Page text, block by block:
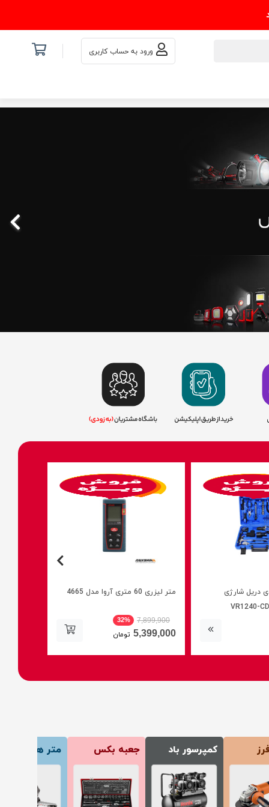
ورود به حساب کاربری
40 عددی دریل شارژی
متر لیزری 60 متری آروا مدل 4665
32% 7,899,900
5,399,000 تومان
کمپرسور باد جعبه بکس متر ها